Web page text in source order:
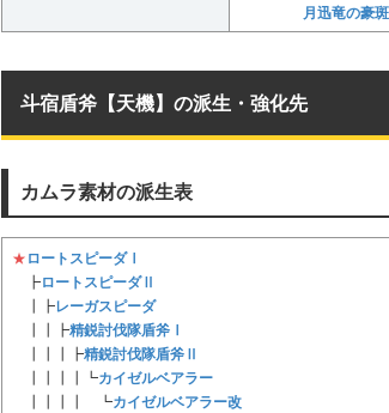
月迅竜の豪
斗宿盾斧【天機】の派生・強化先
カムラ素材の派生表
★ロートスピーダⅠ
┣ロートスピーダⅡ
┃┣レーガスピーダ
┃┃┣精鋭討伐隊盾斧Ⅰ
┃┃┃┣精鋭討伐隊盾斧Ⅱ
┃┃┃┃┗カイゼルベアラー
┃┃┃┃ ┗カイゼルベアラー改